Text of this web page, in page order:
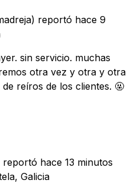
reportó hace 9
sin servicio. muchas
otra vez y otra y otra
reíros de los clientes. 🤬
reportó hace 13 minutos
Galicia